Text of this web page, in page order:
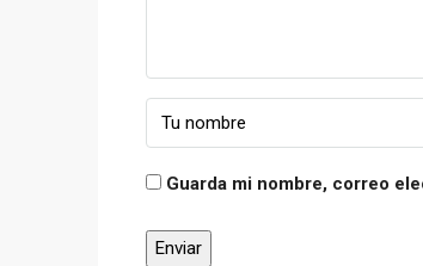
Guarda mi nombre, correo